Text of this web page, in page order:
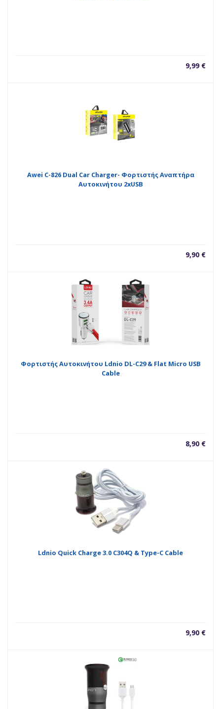
9,99 €
Awei C-826 Dual Car Charger- Φορτιστής Αναπτήρα
Αυτοκινήτου 2xUSB
9,90 €
Φορτιστής Αυτοκινήτου Ldnio DL-C29 & Flat Micro USB
Cable
8,90 €
Ldnio Quick Charge 3.0 C304Q & Type-C Cable
9,90 €